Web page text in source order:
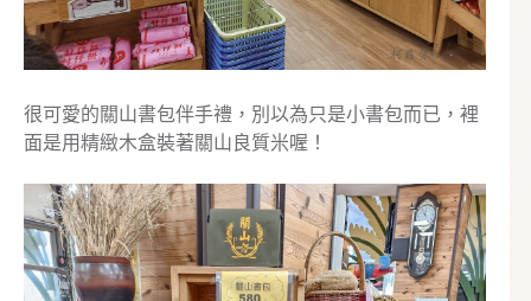
很可愛的關山書包伴手禮，別以為只是小書包而已，裡
面是用精緻木盒裝著關山良質米喔！